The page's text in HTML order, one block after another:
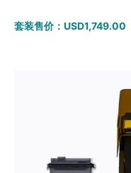
套装售价：USD1,749.00